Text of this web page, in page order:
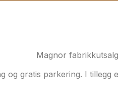
Magnor
og gratis parkering. I tillegg